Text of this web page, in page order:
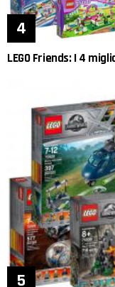
LEGO Friends: I 4